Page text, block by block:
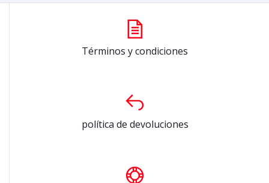
Términos y condiciones
política de devoluciones